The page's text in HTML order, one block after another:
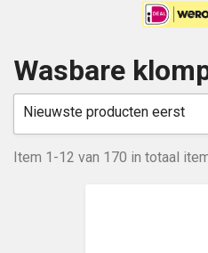
Wasbare
Nieuwste producten eerst
Item 1-12 van 170 in totaal